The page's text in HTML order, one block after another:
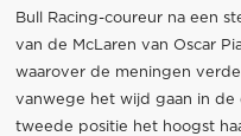
Bull Racing-coureur na een
van de McLaren van Oscar
waarover de meningen
vanwege het wijd gaan in de
tweede positie het hoogst